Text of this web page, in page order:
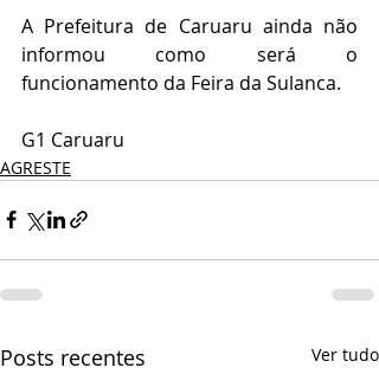
A Prefeitura de Caruaru ainda não
informou como será o
funcionamento da Feira da Sulanca.
G1 Caruaru
AGRESTE
Posts recentes Ver tudo